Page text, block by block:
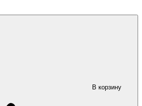
В корзину